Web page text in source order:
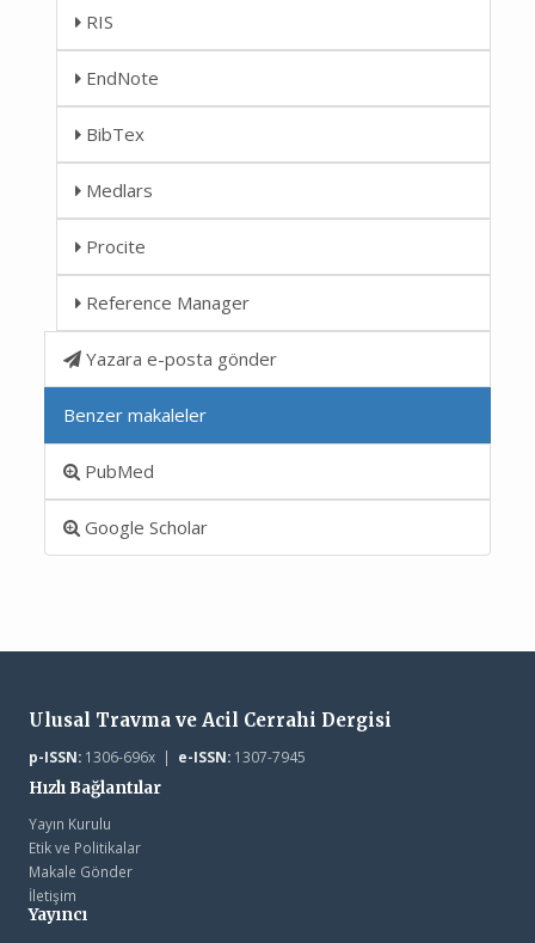
RIS
EndNote
BibTex
Medlars
Procite
Reference Manager
Yazara e-posta gönder
Benzer makaleler
PubMed
Google Scholar
Ulusal Travma ve Acil Cerrahi Dergisi
p-ISSN:1306-696x | e-ISSN:1307-7945
Hızlı Bağlantılar
Yayın Kurulu
Etik ve Politikalar
Makale Gönder
İletişim
Yayıncı